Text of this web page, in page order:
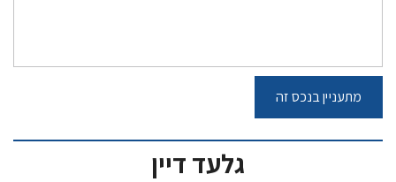
גלעד דיין